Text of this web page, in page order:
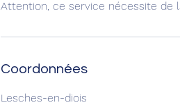
Attention, ce service nécessite de
Coordonnées
Lesches-en-diois